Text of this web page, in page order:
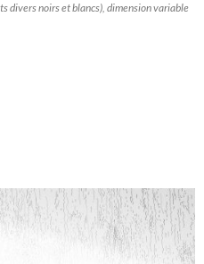
divers noirs et blancs), dimension variable